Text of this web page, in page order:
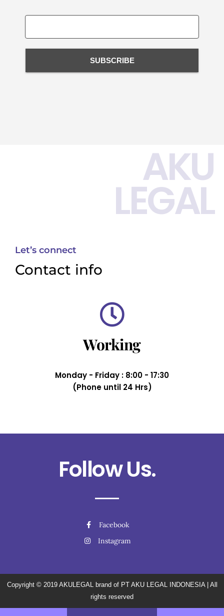
SUBSCRIBE
AKU
LEGAL
Let’s connect
Contact info
Working
Monday - Friday : 8:00 - 17:30
(Phone until 24 Hrs)
Follow Us.
Facebook
Instagram
Copyright © 2019 AKULEGAL brand of PT AKU LEGAL INDONESIA| All
rights reserved